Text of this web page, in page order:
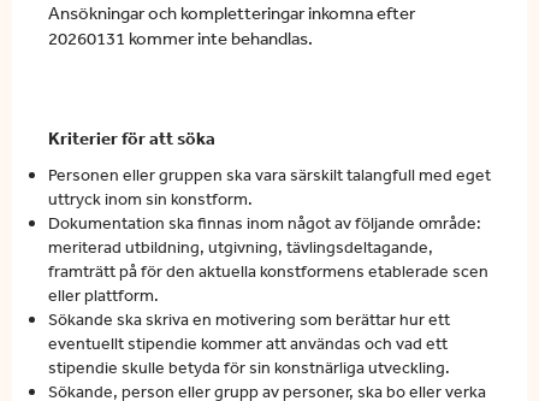
Ansökningar och kompletteringar inkomna efter
20260131 kommer inte behandlas.
Kriterier för att söka
Personen eller gruppen ska vara särskilt talangfull med eget
uttryck inom sin konstform.
Dokumentation ska finnas inom något av följande område:
meriterad utbildning, utgivning, tävlingsdeltagande,
framträtt på för den aktuella konstformens etablerade scen
eller plattform.
Sökande ska skriva en motivering som berättar hur ett
eventuellt stipendie kommer att användas och vad ett
stipendie skulle betyda för sin konstnärliga utveckling.
Sökande, person eller grupp av personer, ska bo eller verka